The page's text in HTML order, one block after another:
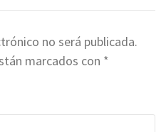
no será publicada.
marcados con *